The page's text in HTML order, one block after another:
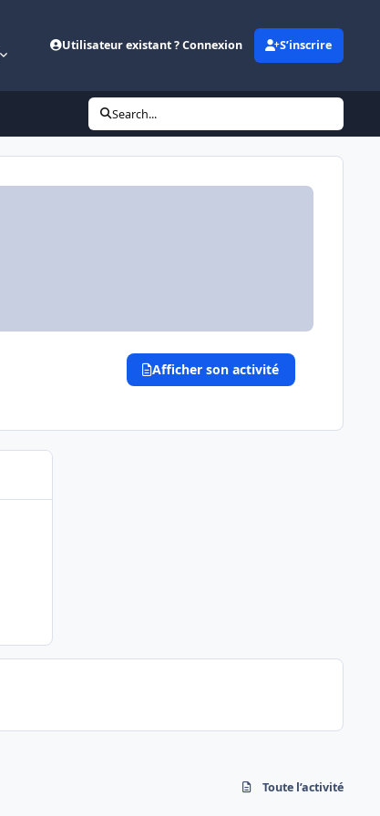
Utilisateur existant ? Connexion S’inscrire
Search...
Afficher son activité
Toute l’activité